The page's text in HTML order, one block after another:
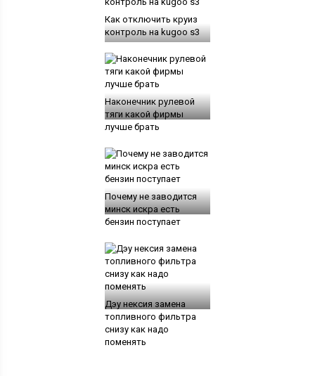
Как отключить круиз
контроль на kugoo s3
Наконечник рулевой
тяги какой фирмы
лучше брать
Почему не заводится
минск искра есть
бензин поступает
Дэу нексия замена
топливного фильтра
снизу как надо
поменять